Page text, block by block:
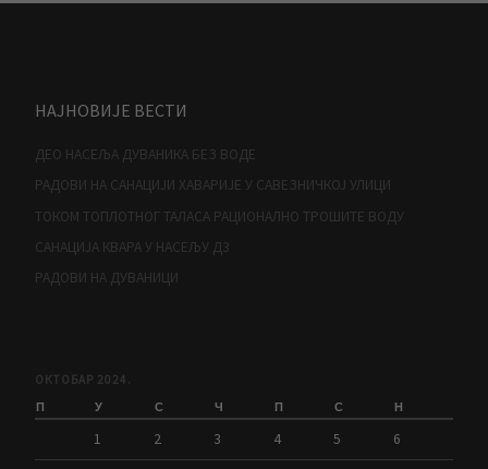
НАЈНОВИЈЕ ВЕСТИ
ДЕО НАСЕЉА ДУВАНИКА БЕЗ ВОДЕ
РАДОВИ НА САНАЦИЈИ ХАВАРИЈЕ У САВЕЗНИЧКОЈ УЛИЦИ
ТОКОМ ТОПЛОТНОГ ТАЛАСА РАЦИОНАЛНО ТРОШИТЕ ВОДУ
САНАЦИЈА КВАРА У НАСЕЉУ Д3
РАДОВИ НА ДУВАНИЦИ
ОКТОБАР 2024.
П У С Ч П С Н
1 2 3 4 5 6